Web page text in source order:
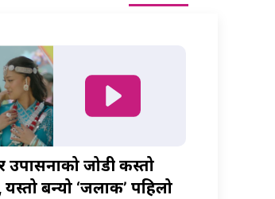
उपासनाको जोडी कस्तो
यस्तो बन्यो ‘जलाकी’ पहिलो